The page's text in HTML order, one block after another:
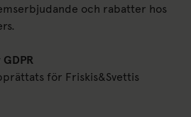
och rabatter hos
för Friskis&Svettis